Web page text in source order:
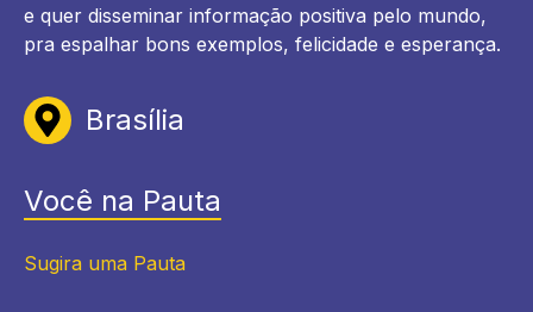
e quer disseminar informação positiva pelo mundo,
pra espalhar bons exemplos, felicidade e esperança.
Brasília
Você na Pauta
Sugira uma Pauta